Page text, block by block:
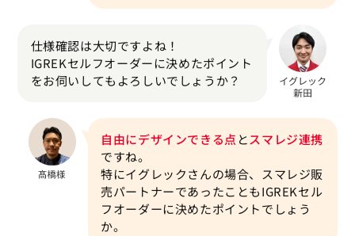
仕様確認は大切ですよね！
IGREKセルフオーダーに決めたポイント
をお伺いしてもよろしいでしょうか？
自由にデザインできる点 とスマレジ連携
ですね。
特にイグレックさんの場合、スマレジ販
売パートナーであったこともIGREKセル
フオーダーに決めたポイントでしょう
か。